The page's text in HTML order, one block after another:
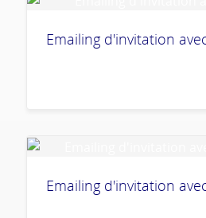
Emailing d'invitation
Emailing d'invitation